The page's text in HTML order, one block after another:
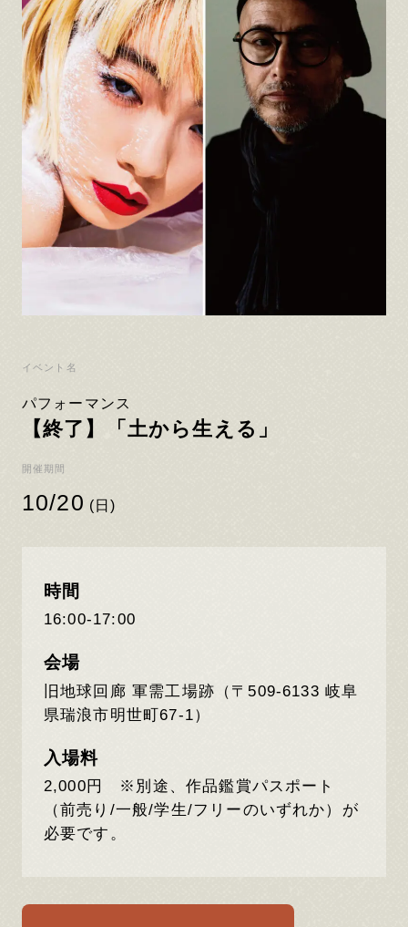
イベント名
パフォーマンス
【終了】「土から生える」
開催期間
10/20 (日)
時間
16:00-17:00
会場
旧地球回廊 軍需⼯場跡（〒509-6133 岐阜
県瑞浪市明世町67-1）
入場料
2,000円 ※別途、作品鑑賞パスポート
（前売り/一般/学生/フリーのいずれか）が
必要です。